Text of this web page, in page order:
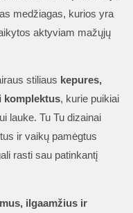
medžiagas, kurios yra
aktyviam mažųjų
stiliaus kepures,
komplektus, kurie puikiai
lauke. Tu Tu dizainai
ir vaikų pamėgtus
rasti sau patinkantį
ilgaamžius ir